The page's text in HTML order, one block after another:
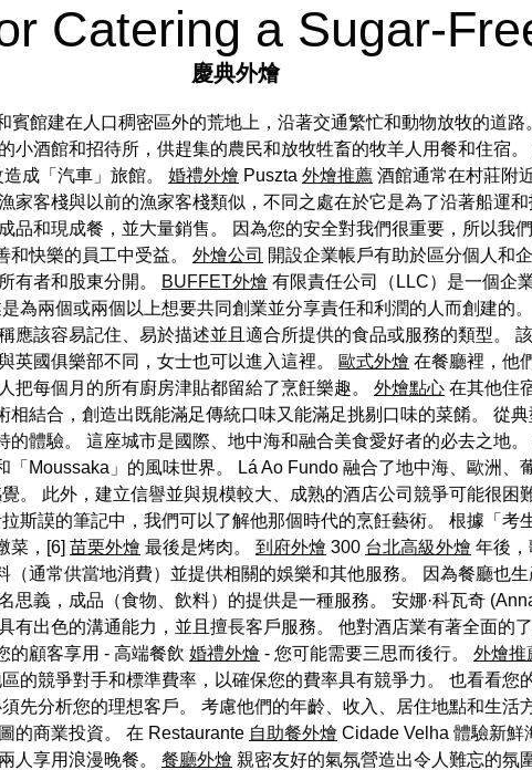
Catering a Sugar-
慶典外燴
賓館建在人口稠密區外的荒地上，沿著交通繁忙和動物放牧的道
小酒館和招待所，供趕集的農民和放牧牲畜的牧羊人用餐和住宿
成「汽車」旅館。 婚禮外燴 Puszta 外燴推薦 酒館通常在村莊附
家客棧與以前的漁家客棧類似，不同之處在於它是為了沿著船運
品和現成餐，並大量銷售。 因為您的安全對我們很重要，所以我
和快樂的員工中受益。 外燴公司 開設企業帳戶有助於區分個人和
有者和股東分開。 BUFFET外燴 有限責任公司（LLC）是一個企
為兩個或兩個以上想要共同創業並分享責任和利潤的人而創建的
應該容易記住、易於描述並且適合所提供的食品或服務的類型。
英國俱樂部不同，女士也可以進入這裡。
歐式外燴 在餐廳裡，他
把每個月的所有廚房津貼都留給了烹飪樂趣。 外燴點心 在其他住
結合，創造出既能滿足傳統口味又能滿足挑剔口味的菜餚。 從
體驗。 這座城市是國際、地中海和融合美食愛好者的必去之地
Moussaka」的風味世界。 Lá Ao Fundo 融合了地中海、歐洲、
。 此外，建立信譽並與規模較大、成熟的酒店公司競爭可能很困
斯謨的筆記中，我們可以了解他那個時代的烹飪藝術。 根據「考
菜，[6] 苗栗外燴 最後是烤肉。 到府外燴 300 台北高級外燴 年後，
通常供當地消費）並提供相關的娛樂和其他服務。 因為餐廳也
思義，成品（食物、飲料）的提供是一種服務。 安娜·科瓦奇
有出色的溝通能力，並且擅長客戶服務。 他對酒店業有著全面的
的顧客享用 - 高端餐飲 婚禮外燴 - 您可能需要三思而後行。 外燴推
的競爭對手和標準費率，以確保您的費率具有競爭力。 也看看您
先分析您的理想客戶。 考慮他們的年齡、收入、居住地點和生活
的商業投資。 在 Restaurante 自助餐外燴 Cidade Velha 體驗新鮮
人享用浪漫晚餐。 餐廳外燴 親密友好的氣氛營造出令人難忘的氛